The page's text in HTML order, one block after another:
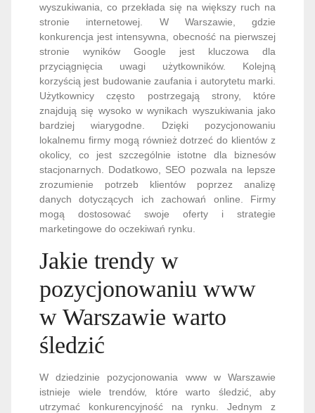
wyszukiwania, co przekłada się na większy ruch na
stronie internetowej. W Warszawie, gdzie
konkurencja jest intensywna, obecność na pierwszej
stronie wyników Google jest kluczowa dla
przyciągnięcia uwagi użytkowników. Kolejną
korzyścią jest budowanie zaufania i autorytetu marki.
Użytkownicy często postrzegają strony, które
znajdują się wysoko w wynikach wyszukiwania jako
bardziej wiarygodne. Dzięki pozycjonowaniu
lokalnemu firmy mogą również dotrzeć do klientów z
okolicy, co jest szczególnie istotne dla biznesów
stacjonarnych. Dodatkowo, SEO pozwala na lepsze
zrozumienie potrzeb klientów poprzez analizę
danych dotyczących ich zachowań online. Firmy
mogą dostosować swoje oferty i strategie
marketingowe do oczekiwań rynku.
Jakie trendy w
pozycjonowaniu www
w Warszawie warto
śledzić
W dziedzinie pozycjonowania www w Warszawie
istnieje wiele trendów, które warto śledzić, aby
utrzymać konkurencyjność na rynku. Jednym z